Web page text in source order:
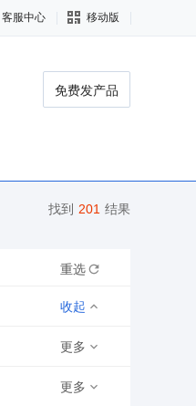
客服中心 移动版
免费发产品
找到 201 结果
重选
收起
更多
更多